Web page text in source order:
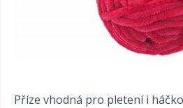
Příze vhodná pro pletení i